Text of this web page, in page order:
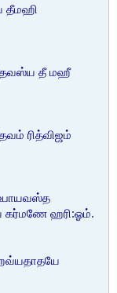
தீமஹி
தீ மஹீ
ரித்விஜம்
கர்மணே ஹரி:ஓம்.